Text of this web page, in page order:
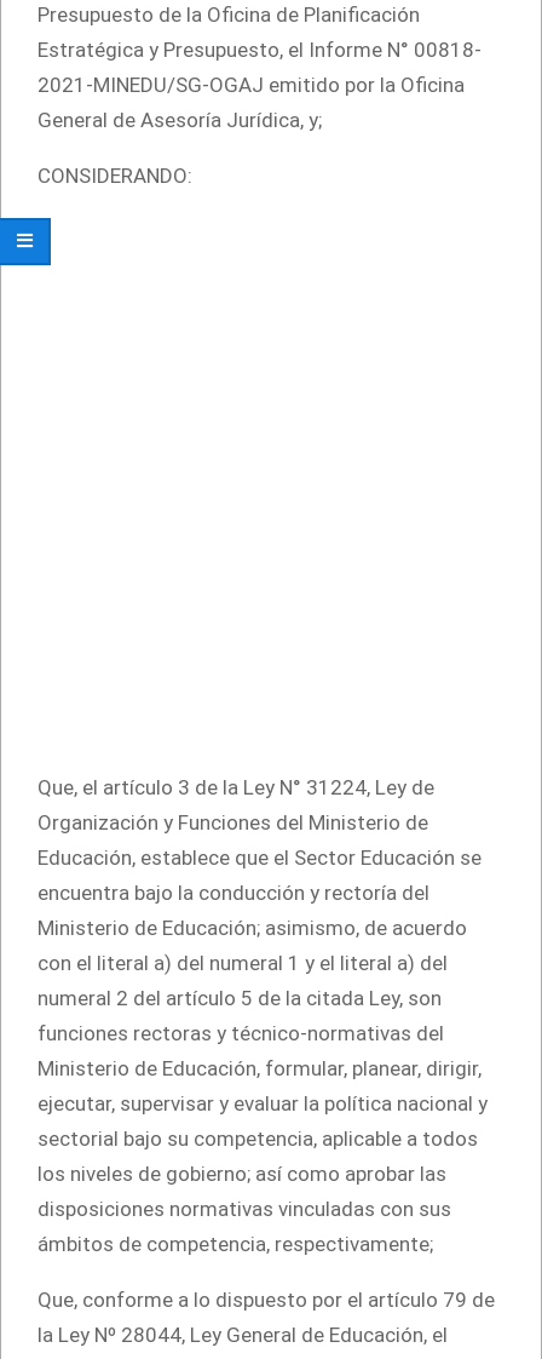
Presupuesto de la Oficina de Planificación
Estratégica y Presupuesto, el Informe N° 00818-
2021-MINEDU/SG-OGAJ emitido por la Oficina
General de Asesoría Jurídica, y;
CONSIDERANDO:
Que, el artículo 3 de la Ley N° 31224, Ley de
Organización y Funciones del Ministerio de
Educación, establece que el Sector Educación se
encuentra bajo la conducción y rectoría del
Ministerio de Educación; asimismo, de acuerdo
con el literal a) del numeral 1 y el literal a) del
numeral 2 del artículo 5 de la citada Ley, son
funciones rectoras y técnico-normativas del
Ministerio de Educación, formular, planear, dirigir,
ejecutar, supervisar y evaluar la política nacional y
sectorial bajo su competencia, aplicable a todos
los niveles de gobierno; así como aprobar las
disposiciones normativas vinculadas con sus
ámbitos de competencia, respectivamente;
Que, conforme a lo dispuesto por el artículo 79 de
la Ley Nº 28044, Ley General de Educación, el